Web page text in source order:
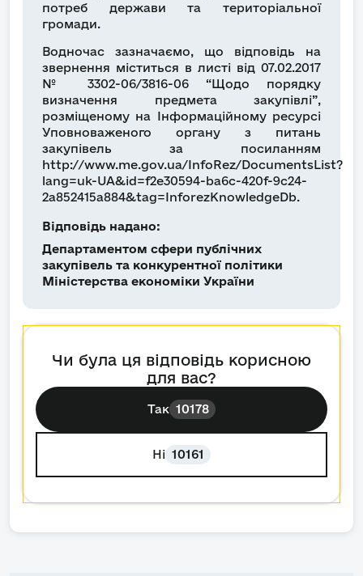
потреб держави та територіальної
громади.
Водночас зазначаємо, що відповідь на
звернення міститься в листі від 07.02.2017
№ 3302-06/3816-06 “Щодо порядку
визначення предмета закупівлі”,
розміщеному на Інформаційному ресурсі
Уповноваженого органу з питань
закупівель за посиланням
http://www.me.gov.ua/InfoRez/DocumentsList?
lang=uk-UA&id=f2e30594-ba6c-420f-9c24-
2a852415a884&tag=InforezKnowledgeDb.
Відповідь надано:
Департаментом сфери публічних
закупівель та конкурентної політики
Міністерства економіки України
Чи була ця відповідь корисною
для вас?
Так 10178
Ні 10161